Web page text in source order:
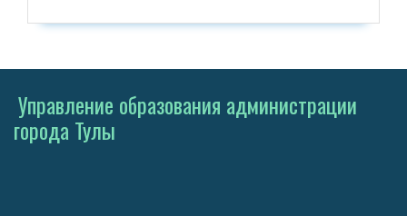
Управление образования администрации
города Тулы